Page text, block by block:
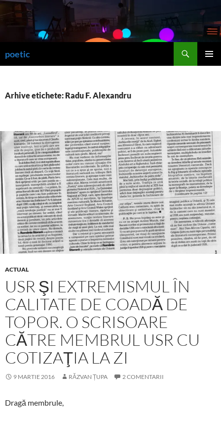
la
poetic
Arhive etichete: Radu F. Alexandru
ACTUAL
USR ŞI EXTREMISMUL ÎN
CALITATE DE COADĂ DE
TOPOR. O SCRISOARE
CĂTRE MEMBRUL USR CU
COTIZAŢIA LA ZI
9 MARTIE 2016 RĂZVAN ȚUPA 2 COMENTARII
Dragă membrule,